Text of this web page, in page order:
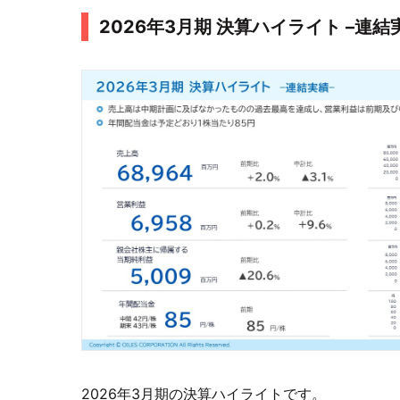
2026年3月期 決算ハイライト –連結
2026年3月期の決算ハイライトです。